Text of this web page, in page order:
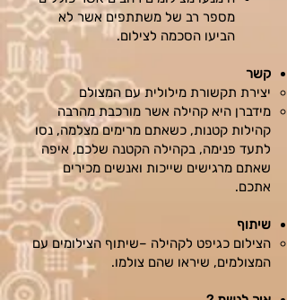
מספר רב של משתתפים אשר לא
הביעו הסכמה לצילום.
קשר
יצירת תקשורת מילולית עם המצולם
מידברן היא קהילה אשר מורכבת מהרבה
קהילות קטנות, כשאתם מרימים מצלמה, נסו
לתעד פנימה, בקהילה הקטנה שלכם, איפה
שאתם מרגישים שייכות ואנשים מכירים
אתכם.
שיתוף
הצילום כגיפט לקהילה –שיתוף הצילומים עם
המצולמים, שיראו שהם צולמו.